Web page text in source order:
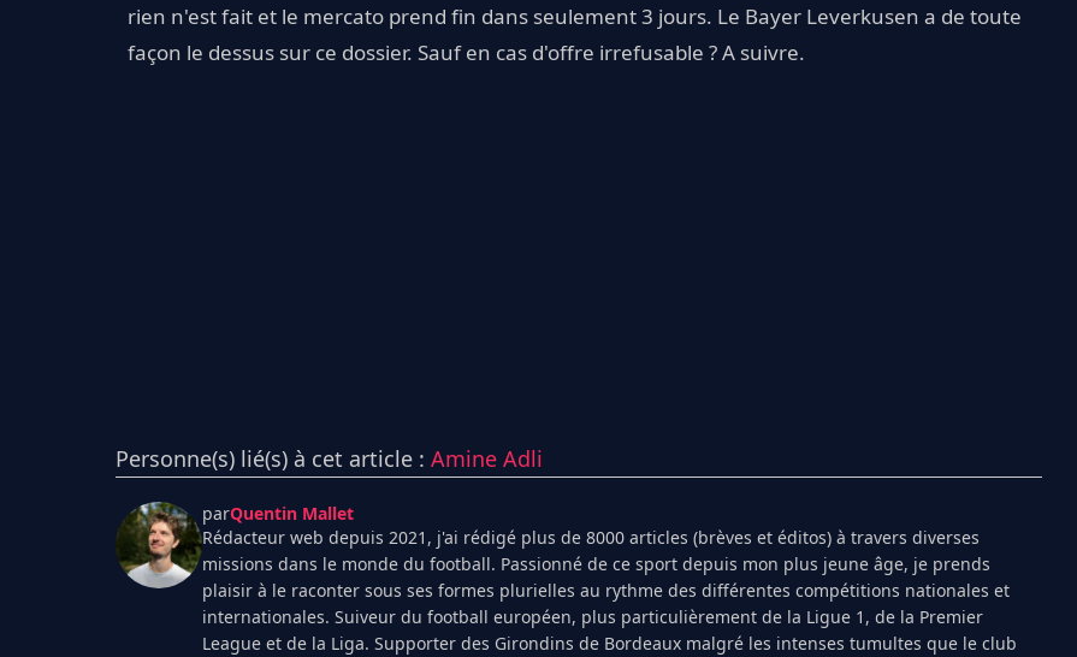
rien n'est fait et le mercato prend fin dans seulement 3 jours. Le Bayer Leverkusen a de toute
façon le dessus sur ce dossier. Sauf en cas d'offre irrefusable ? A suivre.
Personne(s) lié(s) à cet article : Amine Adli
parQuentin Mallet
Rédacteur web depuis 2021, j'ai rédigé plus de 8000 articles (brèves et éditos) à travers diverses
missions dans le monde du football. Passionné de ce sport depuis mon plus jeune âge, je prends
plaisir à le raconter sous ses formes plurielles au rythme des différentes compétitions nationales et
internationales. Suiveur du football européen, plus particulièrement de la Ligue 1, de la Premier
League et de la Liga. Supporter des Girondins de Bordeaux malgré les intenses tumultes que le club